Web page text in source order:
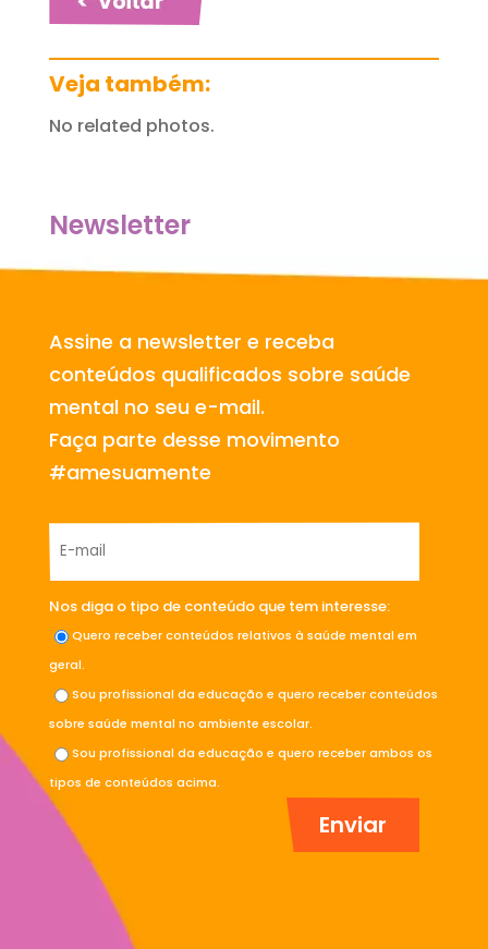
Veja também:
No related photos.
Newsletter
Assine a newsletter e receba
conteúdos qualificados sobre saúde
mental no seu e-mail.
Faça parte desse movimento
#amesuamente
Nos diga o tipo de conteúdo que tem interesse:
Quero receber conteúdos relativos à saúde mental em
geral.
Sou profissional da educação e quero receber conteúdos
sobre saúde mental no ambiente escolar.
Sou profissional da educação e quero receber ambos os
tipos de conteúdos acima.